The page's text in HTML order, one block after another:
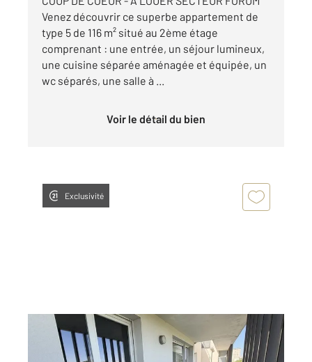
Venez découvrir ce superbe appartement de
type 5 de 116 m² situé au 2ème étage
comprenant : une entrée, un séjour lumineux,
une cuisine séparée aménagée et équipée, un
wc séparés, une salle à ...
Voir le détail du bien
Exclusivité
REIMS 51
59,52 m 2, 2 pièces
Ref : 17190